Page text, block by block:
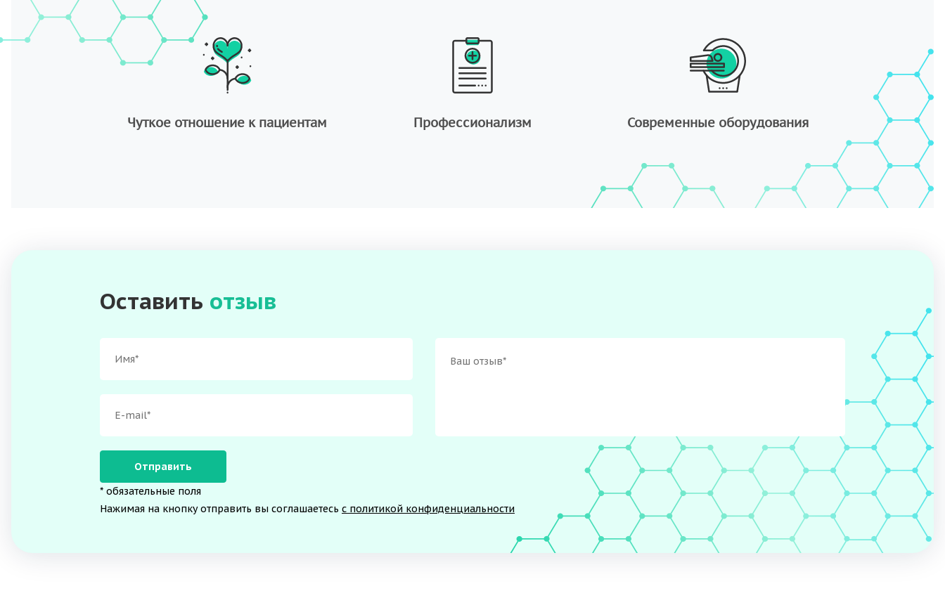
Чуткое отношение к пациентам Профессионализм Современные оборудования
Оставить отзыв
* обязательные поля
Нажимая на кнопку отправить вы соглашаетесь с политикой конфиденциальности